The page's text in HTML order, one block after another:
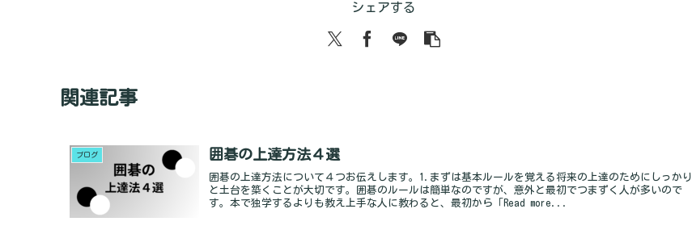
シェアする
関連記事
ブログ 囲碁の上達方法４選
囲碁の上達方法について４つお伝えします。1.まずは基本ルールを覚える将来の上達のためにしっかり
と土台を築くことが大切です。囲碁のルールは簡単なのですが、意外と最初でつまずく人が多いので
す。本で独学するよりも教え上手な人に教わると、最初から「Read more...